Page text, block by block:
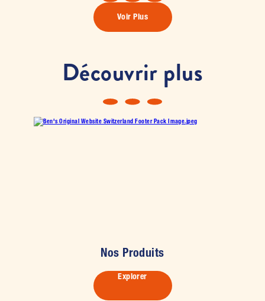
Voir Plus
Découvrir plus
Nos Produits
Explorer